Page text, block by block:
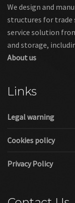
We design and
structures for trade
service solution
and storage,
About us
Links
Legal warning
Cookies policy
Privacy Policy